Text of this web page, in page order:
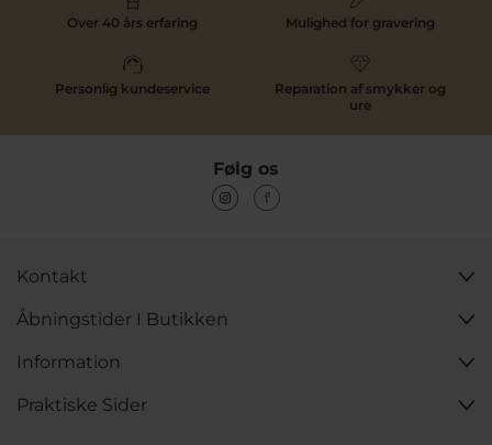
Over 40 års erfaring Mulighed for gravering
Personlig kundeservice
Reparation af smykker og
ure
Følg os
Kontakt
Åbningstider I Butikken
Information
Praktiske Sider